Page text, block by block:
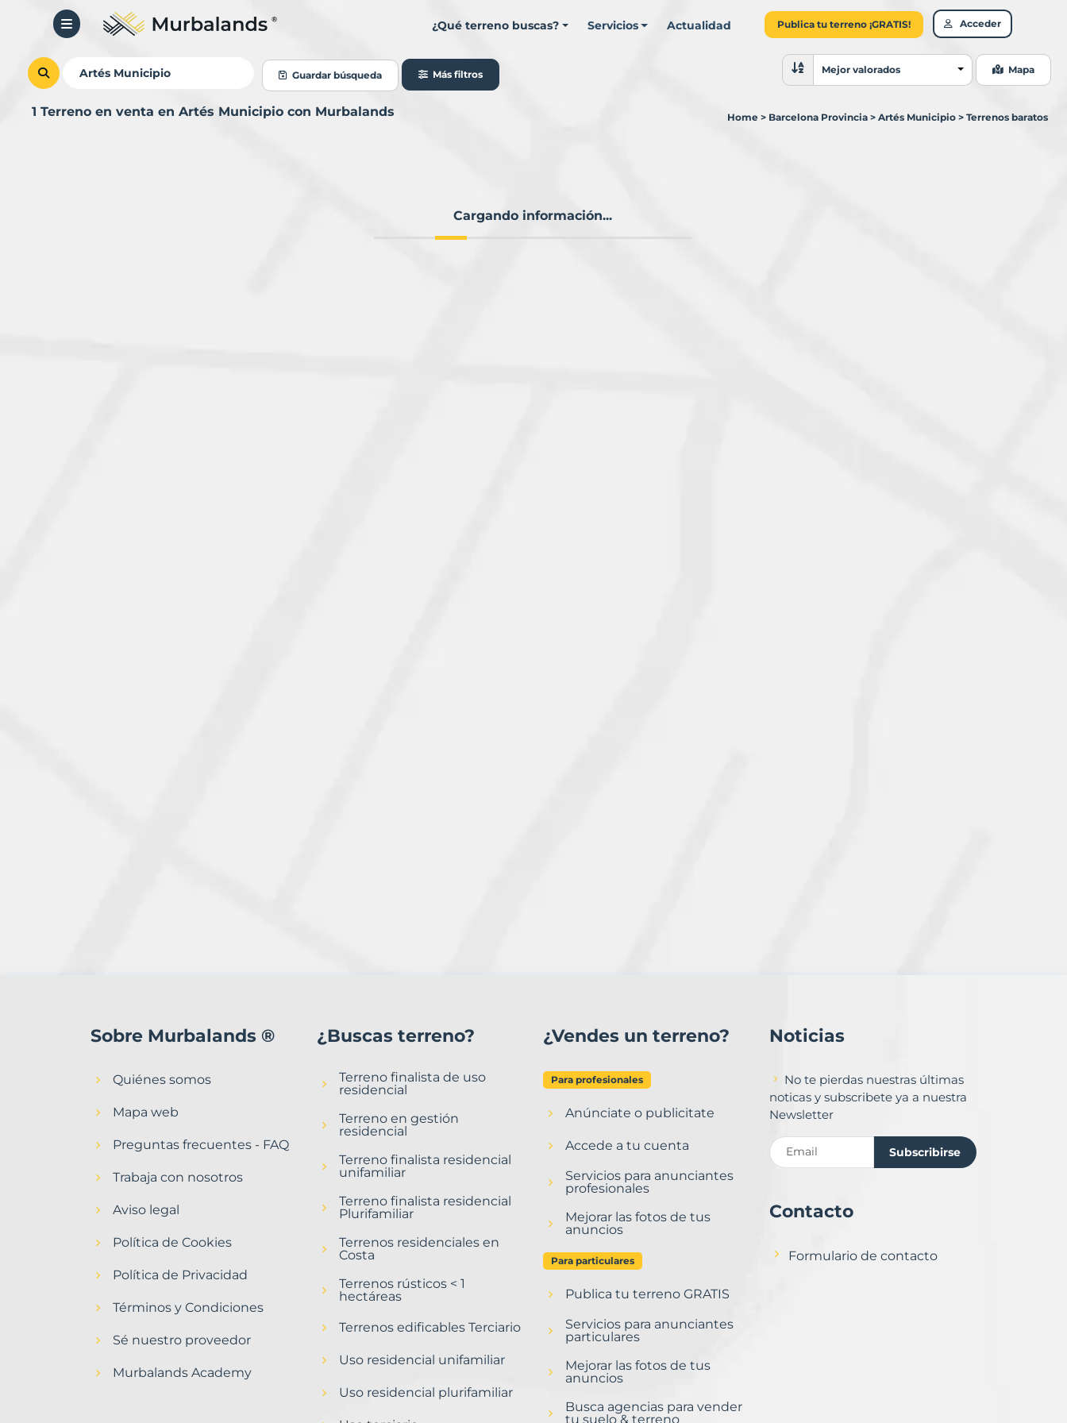
¿Qué terreno buscas? Servicios Actualidad Publica tu terreno ¡GRATIS! Acceder
Guardar búsqueda Más filtros
Ordenar resultados
Mejor valorados Mapa
1 Terreno en venta en Artés Municipio con Murbalands Home > Barcelona Provincia > Artés Municipio > Terrenos baratos
Cargando información...
Sobre Murbalands ®
Quiénes somos
Mapa web
Preguntas frecuentes - FAQ
Trabaja con nosotros
Aviso legal
Política de Cookies
Política de Privacidad
Términos y Condiciones
Sé nuestro proveedor
Murbalands Academy
¿Buscas terreno?
Terreno finalista de uso
residencial
Terreno en gestión
residencial
Terreno finalista residencial
unifamiliar
Terreno finalista residencial
Plurifamiliar
Terrenos residenciales en
Costa
Terrenos rústicos < 1
hectáreas
Terrenos edificables Terciario
Uso residencial unifamiliar
Uso residencial plurifamiliar
¿Vendes un terreno?
Para profesionales
Anúnciate o publicitate
Accede a tu cuenta
Servicios para anunciantes
profesionales
Mejorar las fotos de tus
anuncios
Para particulares
Publica tu terreno GRATIS
Servicios para anunciantes
particulares
Mejorar las fotos de tus
anuncios
Busca agencias para vender
tu suelo & terreno
Noticias
No te pierdas nuestras últimas
noticas y subscribete ya a nuestra
Newsletter
Subscribirse
Contacto
Formulario de contacto